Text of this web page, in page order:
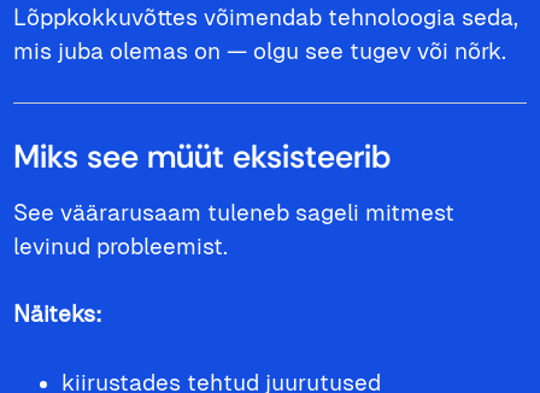
Lõppkokkuvõttes võimendab tehnoloogia seda,
mis juba olemas on — olgu see tugev või nõrk.
Miks see müüt eksisteerib
See väärarusaam tuleneb sageli mitmest
levinud probleemist.
Näiteks:
kiirustades tehtud juurutused